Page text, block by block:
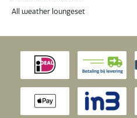
All weather loungeset